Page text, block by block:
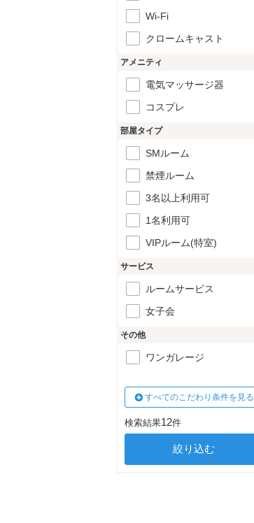
Wi-Fi
クロームキャスト
アメニティ
電気マッサージ器
コスプレ
部屋タイプ
SMルーム
禁煙ルーム
3名以上利用可
1名利用可
VIPルーム(特室)
サービス
ルームサービス
女子会
その他
ワンガレージ
すべてのこだわり条件を見る
検索結果12件